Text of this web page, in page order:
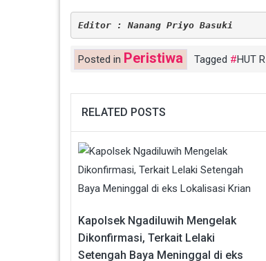
Editor : Nanang Priyo Basuki
Posted in Peristiwa Tagged HUT RI
RELATED POSTS
Kapolsek Ngadiluwih Mengelak
Dikonfirmasi, Terkait Lelaki
Setengah Baya Meninggal di eks